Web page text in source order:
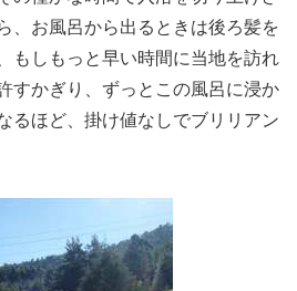
、お風呂から出るときは後ろ髪を
もしもっと早い時間に当地を訪れ
すかぎり、ずっとこの風呂に浸か
るほど、掛け値なしでブリリアン